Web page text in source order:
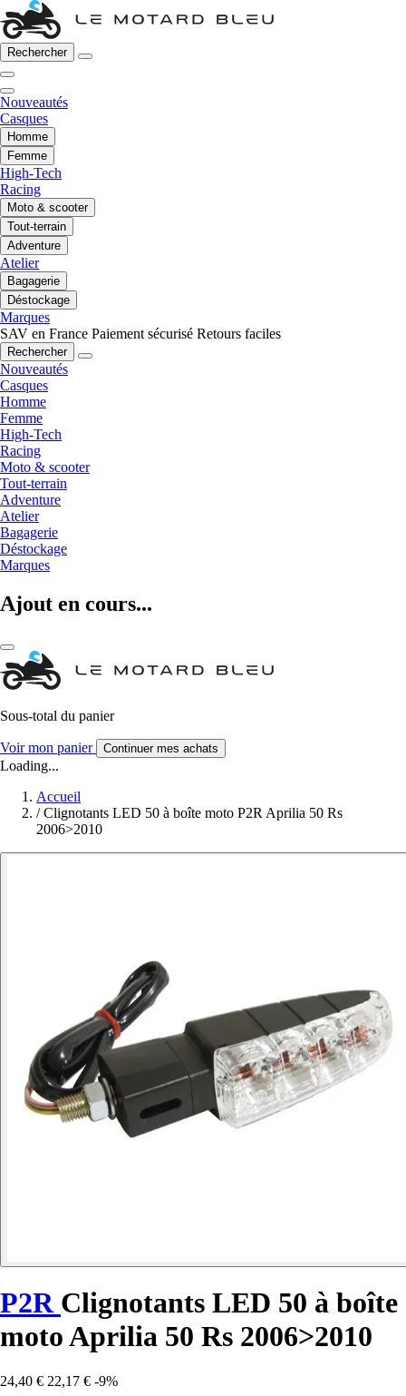
Rechercher
Nouveautés
Casques
Homme
Femme
High-Tech
Racing
Moto & scooter
Tout-terrain
Adventure
Atelier
Bagagerie
Déstockage
Marques
SAV en France Paiement sécurisé Retours faciles
Rechercher
Nouveautés
Casques
Homme
Femme
High-Tech
Racing
Moto & scooter
Tout-terrain
Adventure
Atelier
Bagagerie
Déstockage
Marques
Ajout en cours...
Sous-total du panier
Voir mon panier Continuer mes achats
Loading...
Accueil
/ Clignotants LED 50 à boîte moto P2R Aprilia 50 Rs
2006>2010
P2R Clignotants LED 50 à boîte
moto Aprilia 50 Rs 2006>2010
24,40 € 22,17 € -9%